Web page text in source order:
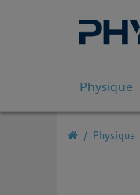
Physique
Physique